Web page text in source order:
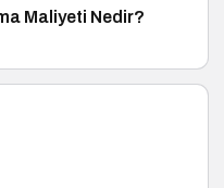
Maliyeti Nedir?